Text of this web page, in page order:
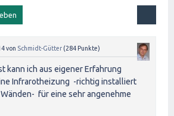
von Schmidt-Gütter (284 Punkte)
kann ich aus eigener Erfahrung
Infrarotheizung -richtig installiert
für eine sehr angenehme